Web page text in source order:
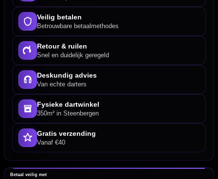
Veilig betalen
Betrouwbare betaalmethodes
Retour & ruilen
Snel en duidelijk geregeld
Deskundig advies
Van echte darters
Fysieke dartwinkel
350m² in Steenbergen
Gratis verzending
Vanaf €40
Betaal veilig met